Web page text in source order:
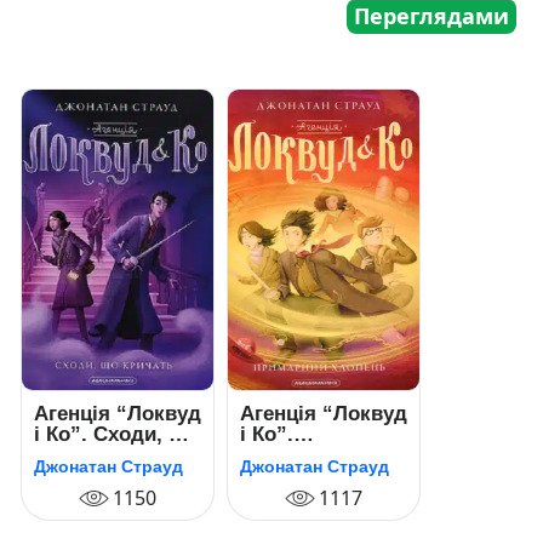
Переглядами
Агенція “Локвуд
і Ко”. Сходи, що
кричать. Книга 1
Джонатан Страуд
1150
Агенція “Локвуд
і Ко”.
Примарний
хлопець
Джонатан Страуд
1117